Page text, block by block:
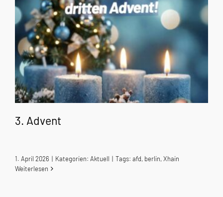
3. Advent
1. April 2026 | Kategorien: Aktuell | Tags: afd, berlin,Xhain
Weiterlesen